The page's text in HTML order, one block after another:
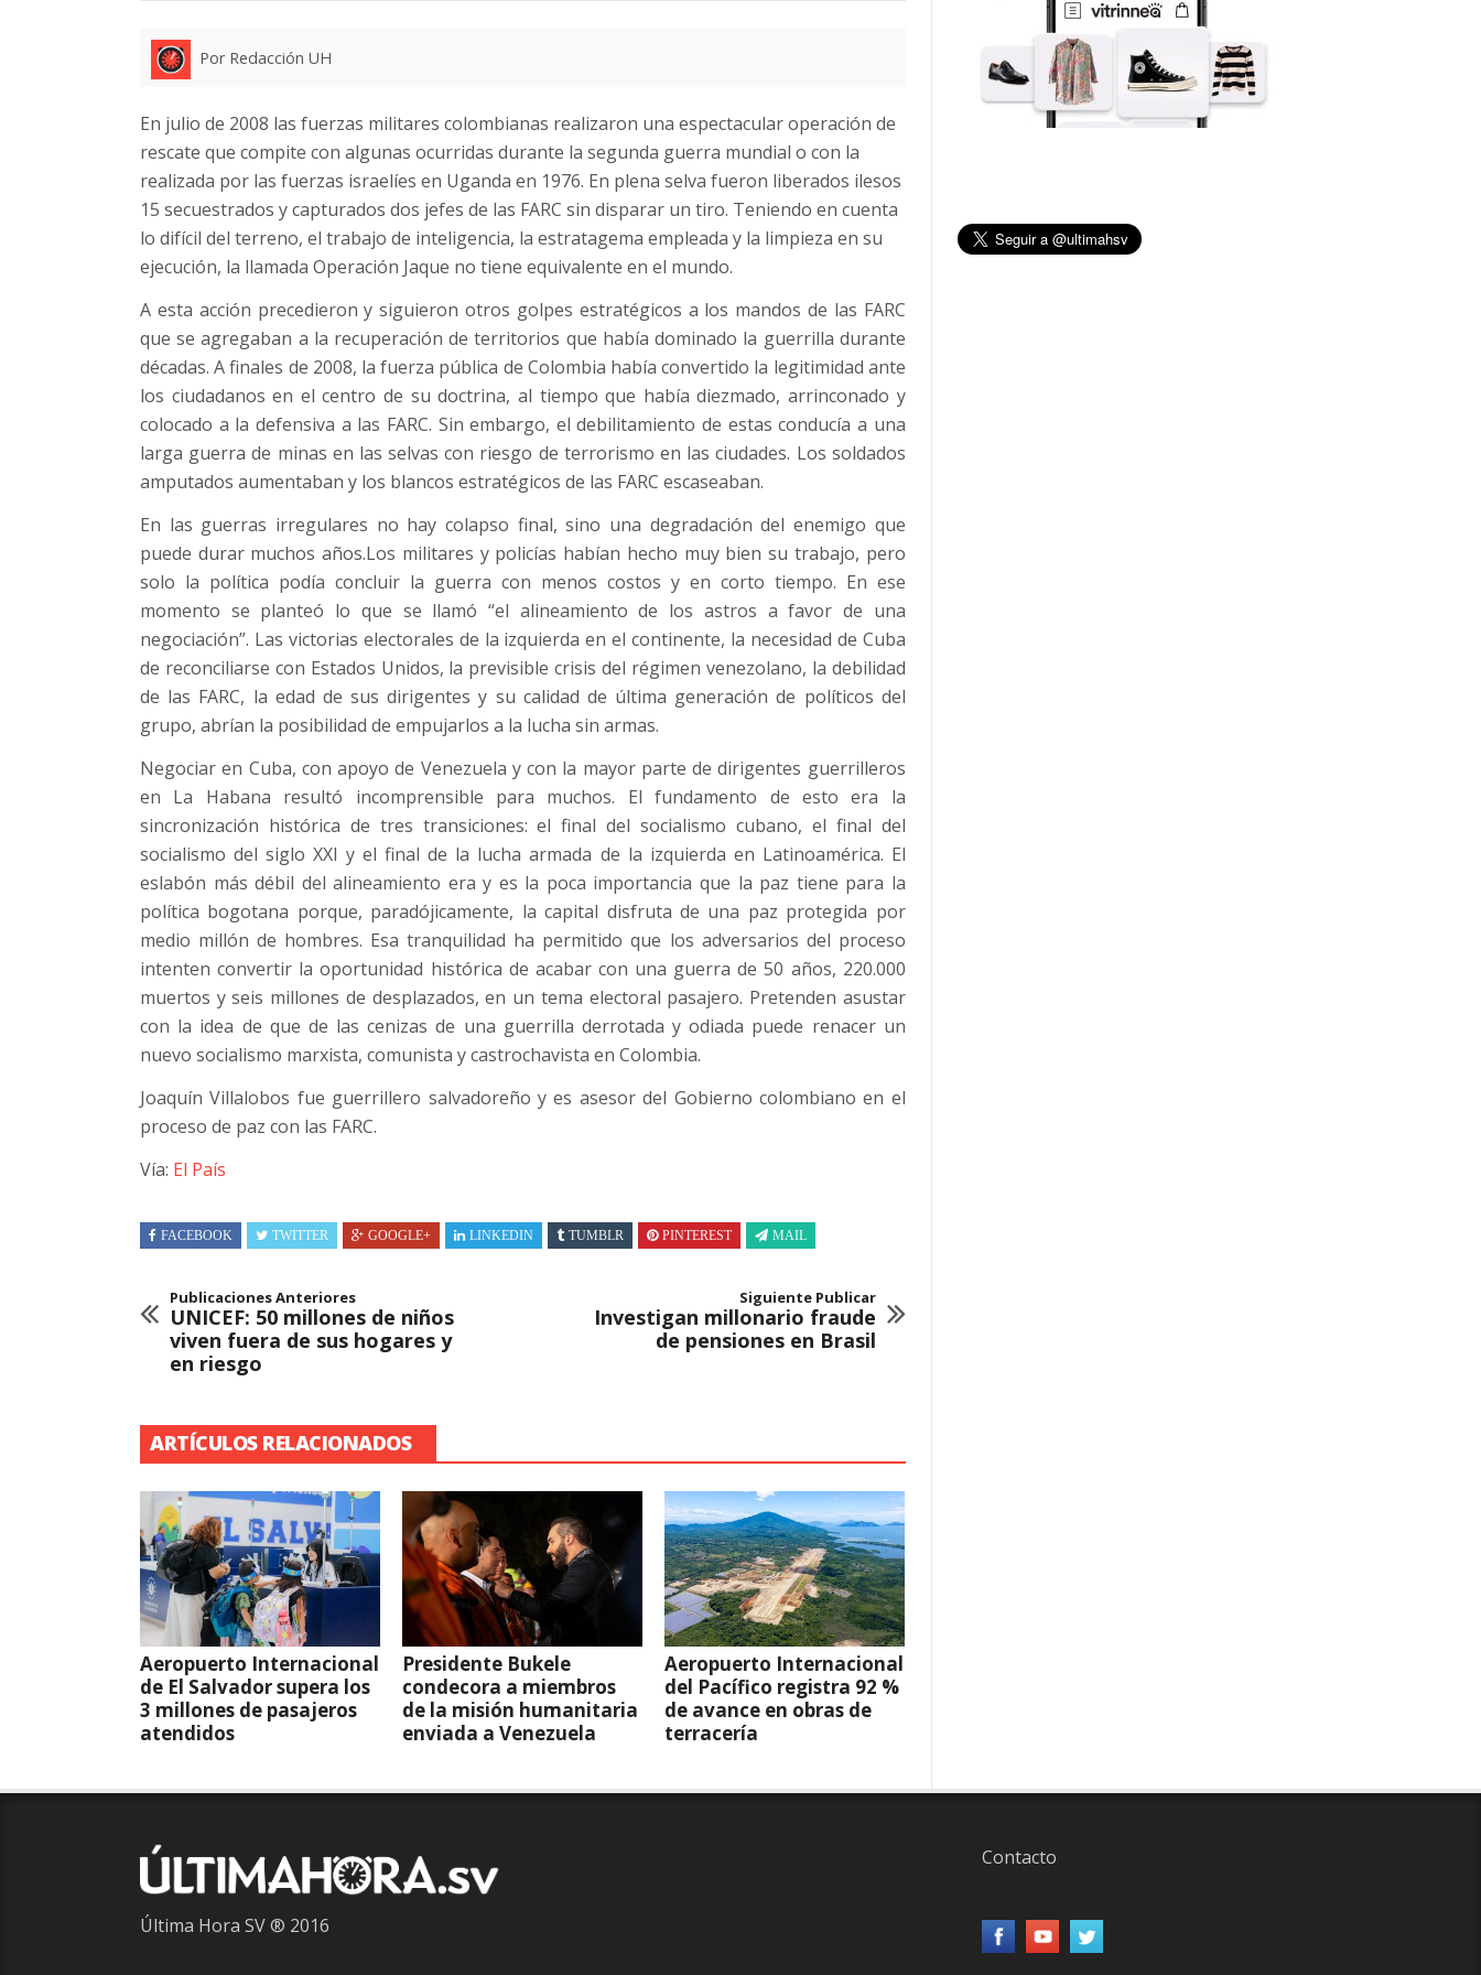
Por Redacción UH
En julio de 2008 las fuerzas militares colombianas realizaron una espectacular operación de
rescate que compite con algunas ocurridas durante la segunda guerra mundial o con la
realizada por las fuerzas israelíes en Uganda en 1976. En plena selva fueron liberados ilesos
15 secuestrados y capturados dos jefes de las FARC sin disparar un tiro. Teniendo en cuenta
lo difícil del terreno, el trabajo de inteligencia, la estratagema empleada y la limpieza en su
ejecución, la llamada Operación Jaque no tiene equivalente en el mundo.
A esta acción precedieron y siguieron otros golpes estratégicos a los mandos de las FARC
que se agregaban a la recuperación de territorios que había dominado la guerrilla durante
décadas. A finales de 2008, la fuerza pública de Colombia había convertido la legitimidad ante
los ciudadanos en el centro de su doctrina, al tiempo que había diezmado, arrinconado y
colocado a la defensiva a las FARC. Sin embargo, el debilitamiento de estas conducía a una
larga guerra de minas en las selvas con riesgo de terrorismo en las ciudades. Los soldados
amputados aumentaban y los blancos estratégicos de las FARC escaseaban.
En las guerras irregulares no hay colapso final, sino una degradación del enemigo que
puede durar muchos años.Los militares y policías habían hecho muy bien su trabajo, pero
solo la política podía concluir la guerra con menos costos y en corto tiempo. En ese
momento se planteó lo que se llamó “el alineamiento de los astros a favor de una
negociación”. Las victorias electorales de la izquierda en el continente, la necesidad de Cuba
de reconciliarse con Estados Unidos, la previsible crisis del régimen venezolano, la debilidad
de las FARC, la edad de sus dirigentes y su calidad de última generación de políticos del
grupo, abrían la posibilidad de empujarlos a la lucha sin armas.
Negociar en Cuba, con apoyo de Venezuela y con la mayor parte de dirigentes guerrilleros
en La Habana resultó incomprensible para muchos. El fundamento de esto era la
sincronización histórica de tres transiciones: el final del socialismo cubano, el final del
socialismo del siglo XXI y el final de la lucha armada de la izquierda en Latinoamérica. El
eslabón más débil del alineamiento era y es la poca importancia que la paz tiene para la
política bogotana porque, paradójicamente, la capital disfruta de una paz protegida por
medio millón de hombres. Esa tranquilidad ha permitido que los adversarios del proceso
intenten convertir la oportunidad histórica de acabar con una guerra de 50 años, 220.000
muertos y seis millones de desplazados, en un tema electoral pasajero. Pretenden asustar
con la idea de que de las cenizas de una guerrilla derrotada y odiada puede renacer un
nuevo socialismo marxista, comunista y castrochavista en Colombia.
Joaquín Villalobos fue guerrillero salvadoreño y es asesor del Gobierno colombiano en el
proceso de paz con las FARC.
Vía: El País
FACEBOOK TWITTER GOOGLE+ LINKEDIN TUMBLR PINTEREST MAIL
Publicaciones Anteriores
UNICEF: 50 millones de niños
viven fuera de sus hogares y
en riesgo
Siguiente Publicar
Investigan millonario fraude
de pensiones en Brasil
ARTÍCULOS RELACIONADOS
Aeropuerto Internacional
de El Salvador supera los
3 millones de pasajeros
atendidos
Presidente Bukele
condecora a miembros
de la misión humanitaria
enviada a Venezuela
Aeropuerto Internacional
del Pacífico registra 92 %
de avance en obras de
terracería
Última Hora SV ® 2016
Contacto